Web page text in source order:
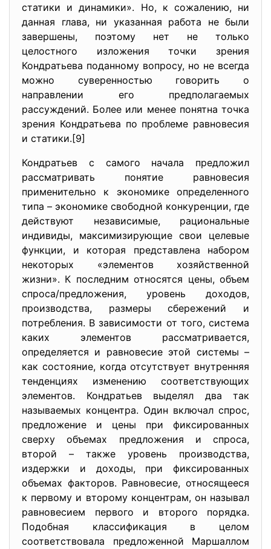
статики и динамики». Но, к сожалению, ни
данная глава, ни указанная работа не были
завершены, поэтому нет не только
целостного изложения точки зрения
Кондратьева поданному вопросу, но не всегда
можно суверенностью говорить о
направлении его предполагаемых
рассуждений. Более или менее понятна точка
зрения Кондратьева по проблеме равновесия
и статики.[9]
Кондратьев с самого начала предложил
рассматривать понятие равновесия
применительно к экономике определенного
типа – экономике свободной конкуренции, где
действуют независимые, рациональные
индивиды, максимизирующие свои целевые
функции, и которая представлена набором
некоторых «элементов хозяйственной
жизни». К последним относятся цены, объем
спроса/предложения, уровень доходов,
производства, размеры сбережений и
потребления. В зависимости от того, система
каких элементов рассматривается,
определяется и равновесие этой системы –
как состояние, когда отсутствует внутренняя
тенденциях изменению соответствующих
элементов. Кондратьев выделял два так
называемых концентра. Один включал спрос,
предложение и цены при фиксированных
сверху объемах предложения и спроса,
второй – также уровень производства,
издержки и доходы, при фиксированных
объемах факторов. Равновесие, относящееся
к первому и второму концентрам, он называл
равновесием первого и второго порядка.
Подобная классификация в целом
соответствовала предложенной Маршаллом